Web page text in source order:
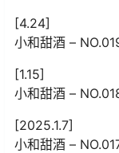
[4.24]
小和甜酒 –
[1.15]
小和甜酒 –
[2025.1.7]
小和甜酒 –